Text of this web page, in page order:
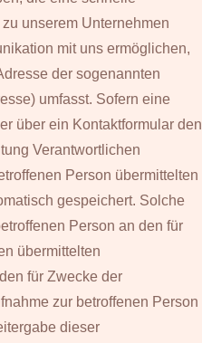
unserem Unternehmen
mit uns ermöglichen,
der sogenannten
umfasst. Sofern eine
über ein Kontaktformular den
Verantwortlichen
Person übermittelten
gespeichert. Solche
Person an den für
übermittelten
für Zwecke der
zur betroffenen Person
dieser